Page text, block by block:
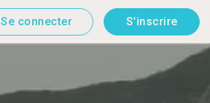
Se connecter S'inscrire